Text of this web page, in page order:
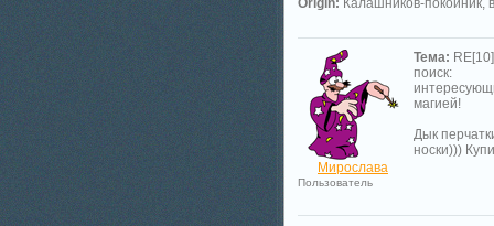
Origin: Калашников-покойник,
Мирослава
Пользователь
Тема:
поиск:
магией!
Дык
носки)))